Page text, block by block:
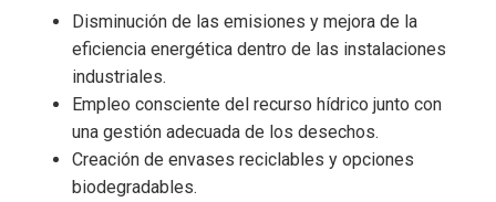
Disminución de las emisiones y mejora de la
eficiencia energética dentro de las instalaciones
industriales.
Empleo consciente del recurso hídrico junto con
una gestión adecuada de los desechos.
Creación de envases reciclables y opciones
biodegradables.